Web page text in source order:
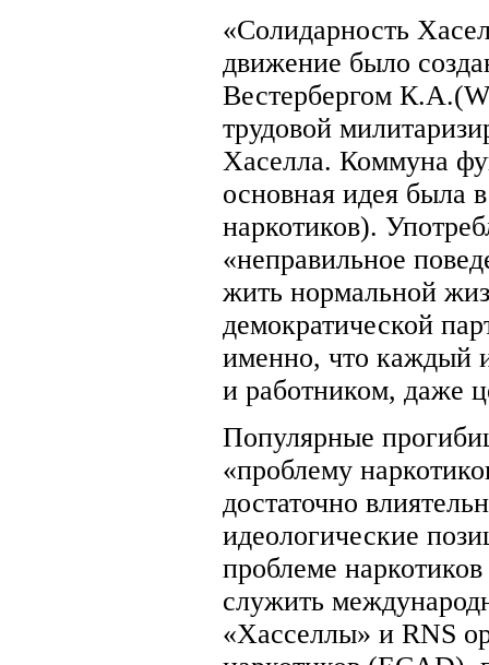
«Солидарность
движение было
Вестербергом
трудовой
Хаселла. Коммуна
основная идея была
наркотиков).
«неправильное
жить нормальной
демократической
именно, что каждый
и работником, даже
Популярные
«проблему
достаточно
идеологические
проблеме
служить
«Хасселлы» и RNS